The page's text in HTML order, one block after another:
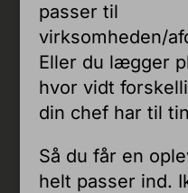
passer til
virksomheden/
Eller du lægger
hvor vidt
din chef har til
Så du får en
helt passer ind.